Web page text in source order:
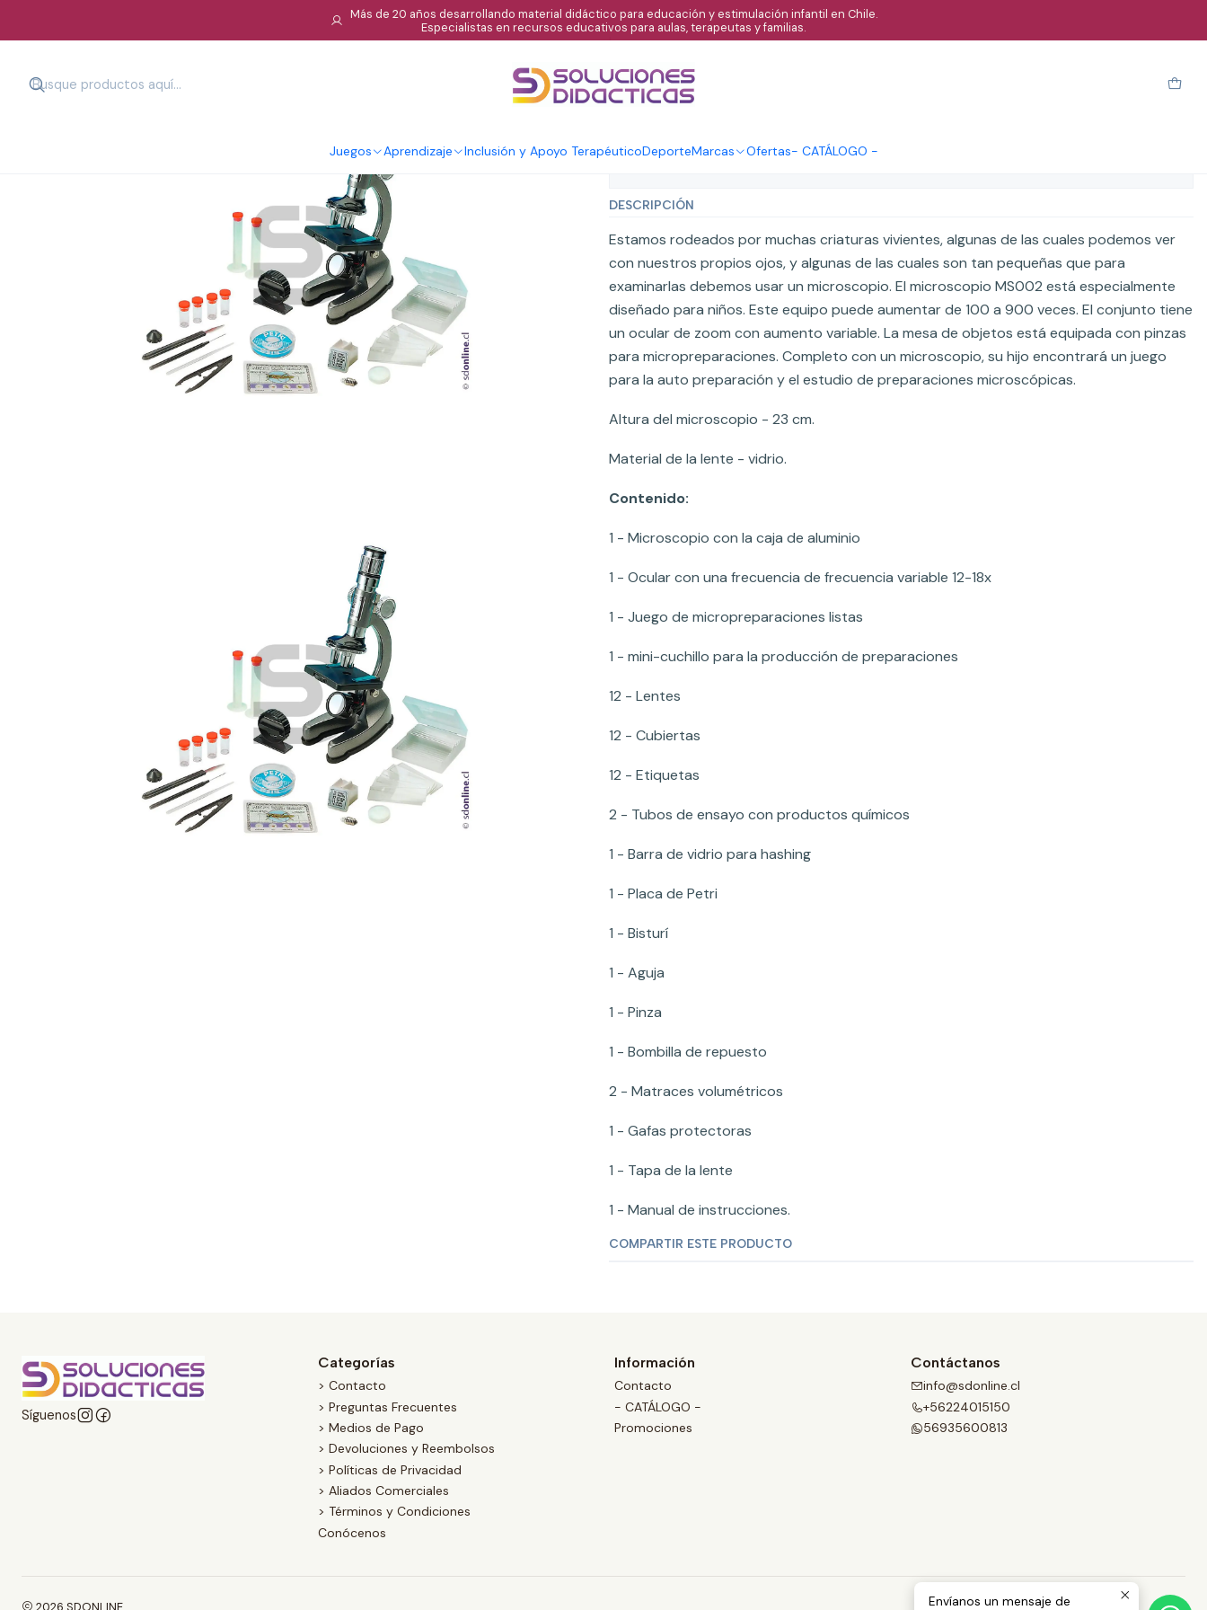
Juegos Aprendizaje Inclusión y Apoyo TerapéuticoDeporteMarcas Ofertas- CATÁLOGO -
Más de 20 años desarrollando material didáctico para educación y estimulación infantil en Chile.
Especialistas en recursos educativos para aulas, terapeutas y familias.
|
Microscopio metálico con accesorios
DESCRIPCIÓN
Estamos rodeados por muchas criaturas vivientes, algunas de las cuales podemos ver
con nuestros propios ojos, y algunas de las cuales son tan pequeñas que para
examinarlas debemos usar un microscopio. El microscopio MS002 está especialmente
diseñado para niños. Este equipo puede aumentar de 100 a 900 veces. El conjunto tiene
un ocular de zoom con aumento variable. La mesa de objetos está equipada con pinzas
para micropreparaciones. Completo con un microscopio, su hijo encontrará un juego
para la auto preparación y el estudio de preparaciones microscópicas.
Altura del microscopio - 23 cm.
Material de la lente - vidrio.
Contenido:
1 - Microscopio con la caja de aluminio
1 - Ocular con una frecuencia de frecuencia variable 12-18x
1 - Juego de micropreparaciones listas
1 - mini-cuchillo para la producción de preparaciones
12 - Lentes
12 - Cubiertas
12 - Etiquetas
2 - Tubos de ensayo con productos químicos
1 - Barra de vidrio para hashing
1 - Placa de Petri
1 - Bisturí
1 - Aguja
1 - Pinza
1 - Bombilla de repuesto
2 - Matraces volumétricos
1 - Gafas protectoras
1 - Tapa de la lente
1 - Manual de instrucciones.
COMPARTIR ESTE PRODUCTO
Síguenos
Categorías
> Contacto
> Preguntas Frecuentes
> Medios de Pago
> Devoluciones y Reembolsos
> Políticas de Privacidad
> Aliados Comerciales
> Términos y Condiciones
Conócenos
Información
Contacto
- CATÁLOGO -
Promociones
Contáctanos
info@sdonline.cl
+56224015150
56935600813
2026 SDONLINE. Envíanos un mensaje de